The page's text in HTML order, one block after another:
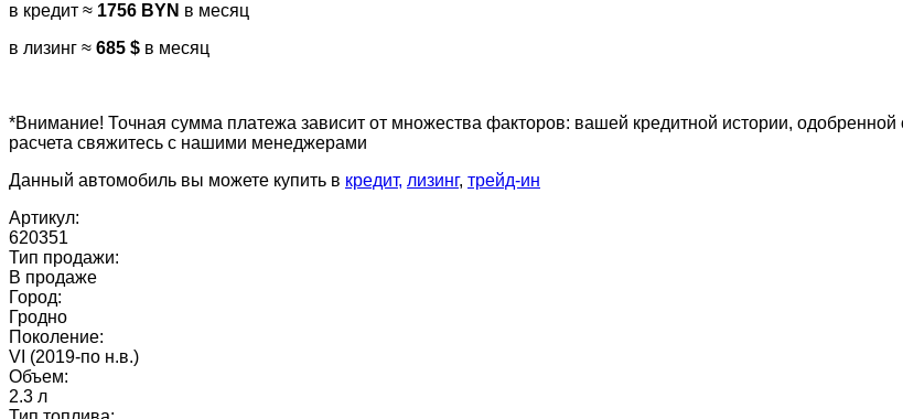
в кредит ≈ 1756 BYN в месяц
в лизинг ≈ 685 $ в месяц
*Внимание! Точная сумма платежа зависит от множества факторов: вашей кредитной истории,
расчета свяжитесь с нашими менеджерами
Данный автомобиль вы можете купить в кредит, лизинг, трейд-ин
Артикул:
620351
Тип продажи:
В продаже
Город:
Гродно
Поколение:
VI (2019-по н.в.)
Объем:
2.3 л